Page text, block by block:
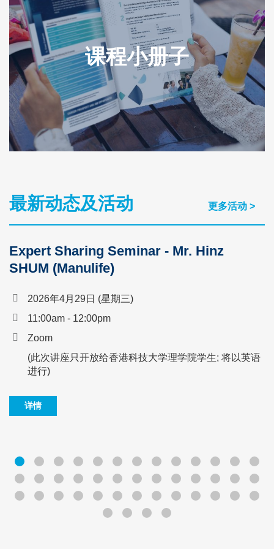
课程小册子
Text
最新动态及活动 更多活动 >
Expert Sharing Seminar - Mr. Hinz
SHUM (Manulife)
2026年4月29日 (星期三)
11:00am - 12:00pm
Zoom
(此次讲座只开放给香港科技大学理学院学生; 将以英语
进行)
详情